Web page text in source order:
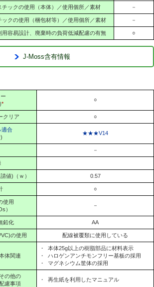
チックの使用（本体）／使用個所／素材 －
ックの使用（梱包材等）／使用個所／素材 －
用容易設計、廃棄時の負荷低減配慮の有無 ○
J-Moss含有情報
*
○
クリア ○
適合
★★★V14
－
値)（ｗ） 0.57
○
使用
）
－
鉛化 AA
の使用 配線被覆類に使用している
体関連
・
本体25g以上の樹脂部品に材料表示
・
ハロゲンアンチモンフリー基板の採用
・
マグネシウム筐体の採用
その他の
慮事項
・ 再生紙を利用したマニュアル